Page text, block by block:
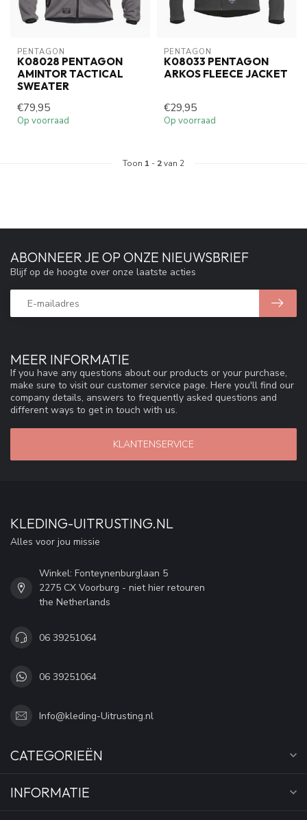
PENTAGON
K08028 PENTAGON
AMINTOR TACTICAL
SWEATER
€79,95
Op voorraad
PENTAGON
K08033 PENTAGON
ARKOS FLEECE JACKET
€29,95
Op voorraad
Toon 1 - 2van 2
MEER INFORMATIE
If you have any questions about our products or your purchase,
make sure to visit our customer service page. Here you'll find our
company details, answers to frequently asked questions and
different ways to get in touch with us.
KLANTENSERVICE
ABONNEER JE OP ONZE NIEUWSBRIEF
Blijf op de hoogte over onze laatste acties
KLEDING-UITRUSTING.NL
Alles voor jou missie
Winkel: Fonteynenburglaan 5
2275 CX Voorburg - niet hier retouren
the Netherlands
06 39251064
06 39251064
Info@kleding-Uitrusting.nl
CATEGORIEËN
INFORMATIE